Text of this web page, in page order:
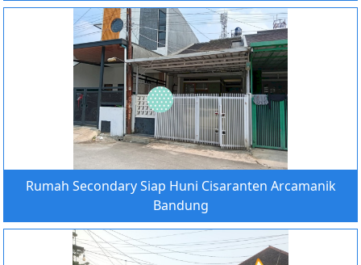
Rumah Secondary Siap Huni Cisaranten Arcamanik
Bandung